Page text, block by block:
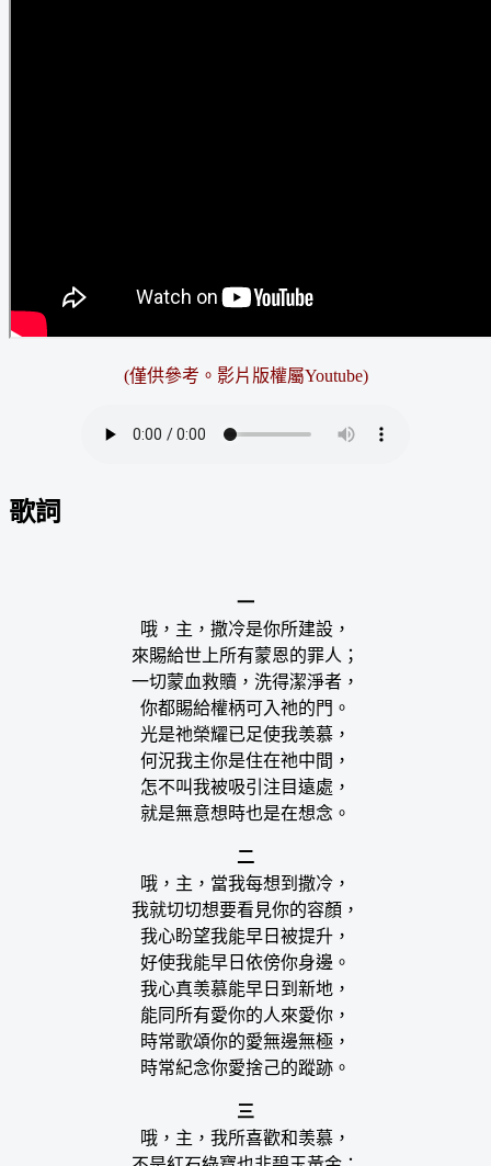
(僅供參考。影片版權屬Youtube)
歌詞
一
哦，主，撒冷是你所建設，
來賜給世上所有蒙恩的罪人；
一切蒙血救贖，洗得潔淨者，
你都賜給權柄可入祂的門。
光是祂榮耀已足使我羡慕，
何況我主你是住在祂中間，
怎不叫我被吸引注目遠處，
就是無意想時也是在想念。
二
哦，主，當我每想到撒冷，
我就切切想要看見你的容顏，
我心盼望我能早日被提升，
好使我能早日依傍你身邊。
我心真羡慕能早日到新地，
能同所有愛你的人來愛你，
時常歌頌你的愛無邊無極，
時常紀念你愛捨己的蹤跡。
三
哦，主，我所喜歡和羡慕，